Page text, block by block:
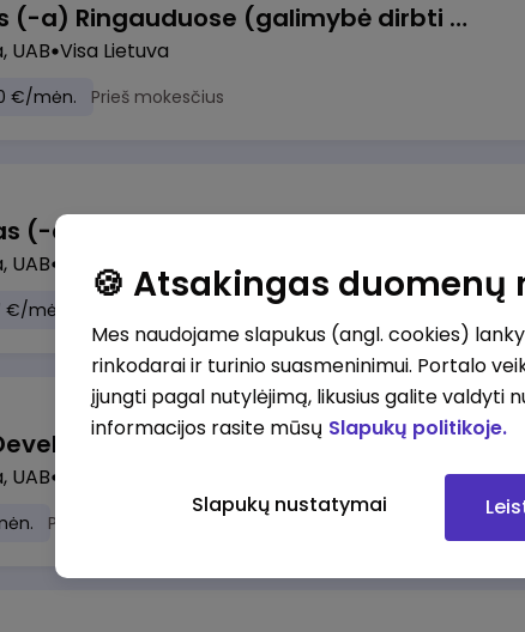
Krovėjas (-a) Ringauduose (galimybė dirbti nepilnu etatu)
UAB Visa Lietuva
€/mėn. Prieš mokesčius
UAB Marijampolė
mėn.
Talent Development Project Manager (fixed term - 1.5 years)
UAB
Prieš mokesčius
🍪 Atsakingas
Mes naudojame slapukus (angl. cookies)
rinkodarai ir turinio suasmeninimui. Portalo
įjungti pagal nutylėjimą, likusius galite valdyti
informacijos rasite mūsų Slapukų politikoje.
Slapukų nustatymai